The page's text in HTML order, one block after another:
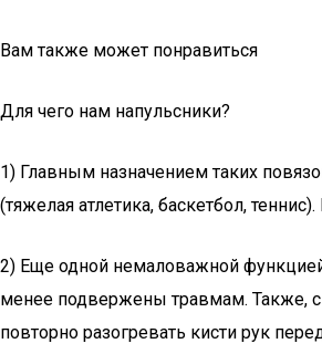
Вам также может понравиться
Для чего нам напульсники?
1) Главным назначением таких
(тяжелая атлетика, баскетбол,
2) Еще одной немаловажной функцией
менее подвержены травмам. Также,
повторно разогревать кисти рук